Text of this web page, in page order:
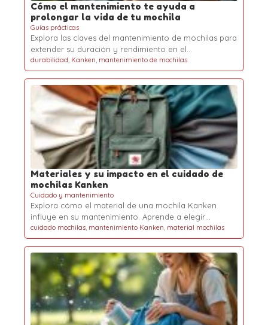
Cómo el mantenimiento te ayuda a
prolongar la vida de tu mochila
Guías prácticas
Explora las claves del mantenimiento de mochilas para
extender su duración y rendimiento en el…
durabilidad, Kanken, mantenimiento de mochilas
Materiales y su impacto en el cuidado de
mochilas Kanken
Cuidado y mantenimiento
Explora cómo el material de una mochila Kanken
influye en su mantenimiento. Aprende a elegir…
cuidado mochilas, mantenimiento Kanken, material mochilas